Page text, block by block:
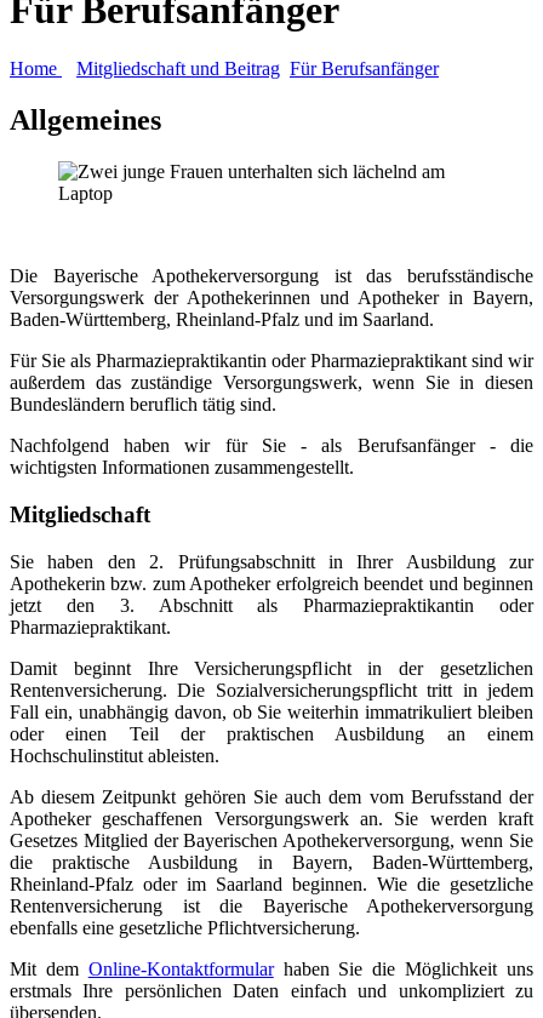
Für Berufsanfänger
Home Mitgliedschaft und Beitrag Für Berufsanfänger
Allgemeines
Die Bayerische Apothekerversorgung ist das berufsständische
Versorgungswerk der Apothekerinnen und Apotheker in Bayern,
Baden-Württemberg, Rheinland-Pfalz und im Saarland.
Für Sie als Pharmaziepraktikantin oder Pharmaziepraktikant sind wir
außerdem das zuständige Versorgungswerk, wenn Sie in diesen
Bundesländern beruflich tätig sind.
Nachfolgend haben wir für Sie - als Berufsanfänger - die
wichtigsten Informationen zusammengestellt.
Mitgliedschaft
Sie haben den 2. Prüfungsabschnitt in Ihrer Ausbildung zur
Apothekerin bzw. zum Apotheker erfolgreich beendet und beginnen
jetzt den 3. Abschnitt als Pharmaziepraktikantin oder
Pharmaziepraktikant.
Damit beginnt Ihre Versicherungspflicht in der gesetzlichen
Rentenversicherung. Die Sozialversicherungspflicht tritt in jedem
Fall ein, unabhängig davon, ob Sie weiterhin immatrikuliert bleiben
oder einen Teil der praktischen Ausbildung an einem
Hochschulinstitut ableisten.
Ab diesem Zeitpunkt gehören Sie auch dem vom Berufsstand der
Apotheker geschaffenen Versorgungswerk an. Sie werden kraft
Gesetzes Mitglied der Bayerischen Apothekerversorgung, wenn Sie
die praktische Ausbildung in Bayern, Baden-Württemberg,
Rheinland-Pfalz oder im Saarland beginnen. Wie die gesetzliche
Rentenversicherung ist die Bayerische Apothekerversorgung
ebenfalls eine gesetzliche Pflichtversicherung.
Mit dem Online-Kontaktformularhaben Sie die Möglichkeit uns
erstmals Ihre persönlichen Daten einfach und unkompliziert zu
übersenden.